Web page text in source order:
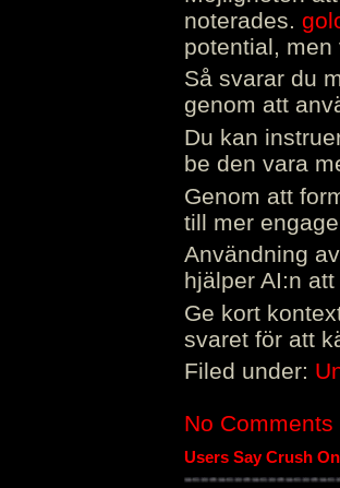
noterades.
potential, men
Så svarar du
genom att
Du kan
be den vara
Genom att
till mer
Användning
hjälper AI:n
Ge kort
svaret för att
Filed under:
No Comments
Users Say Crush